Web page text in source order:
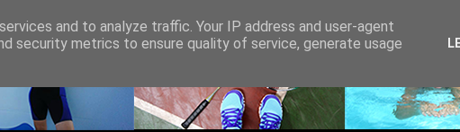
and to analyze traffic. Your IP address and user-agent
security metrics to ensure quality of service, generate usage